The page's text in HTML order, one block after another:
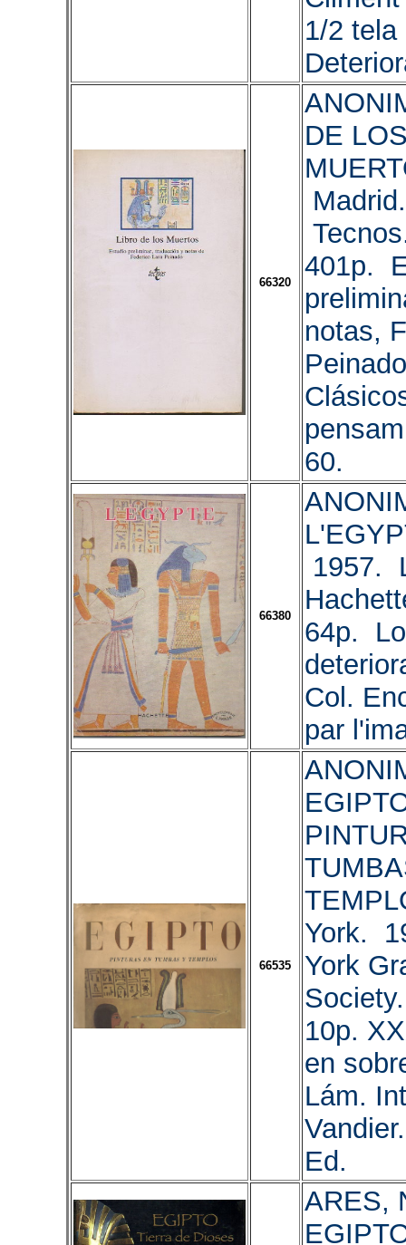
1/2 tela
66320
DE
401p.
notas,
60.
66380
1957.
64p.
Col.
par
66535
York.
York
10p.
en
Lám.
Ed.
ARES,